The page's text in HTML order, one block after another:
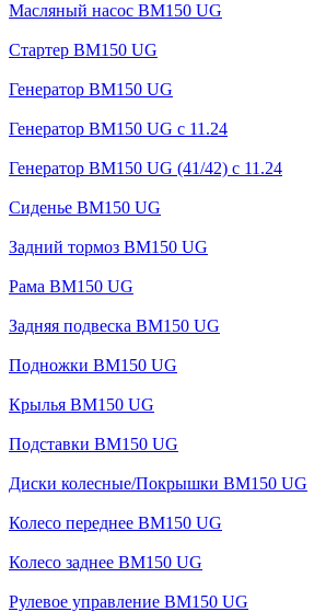
Масляный насос BM150 UG
Стартер BM150 UG
Генератор BM150 UG
Генератор BM150 UG с 11.24
Генератор BM150 UG (41/42) с 11.24
Сиденье BM150 UG
Задний тормоз BM150 UG
Рама BM150 UG
Задняя подвеска BM150 UG
Подножки BM150 UG
Крылья BM150 UG
Подставки BM150 UG
Диски колесные/Покрышки BM150 UG
Колесо переднее BM150 UG
Колесо заднее BM150 UG
Рулевое управление BM150 UG